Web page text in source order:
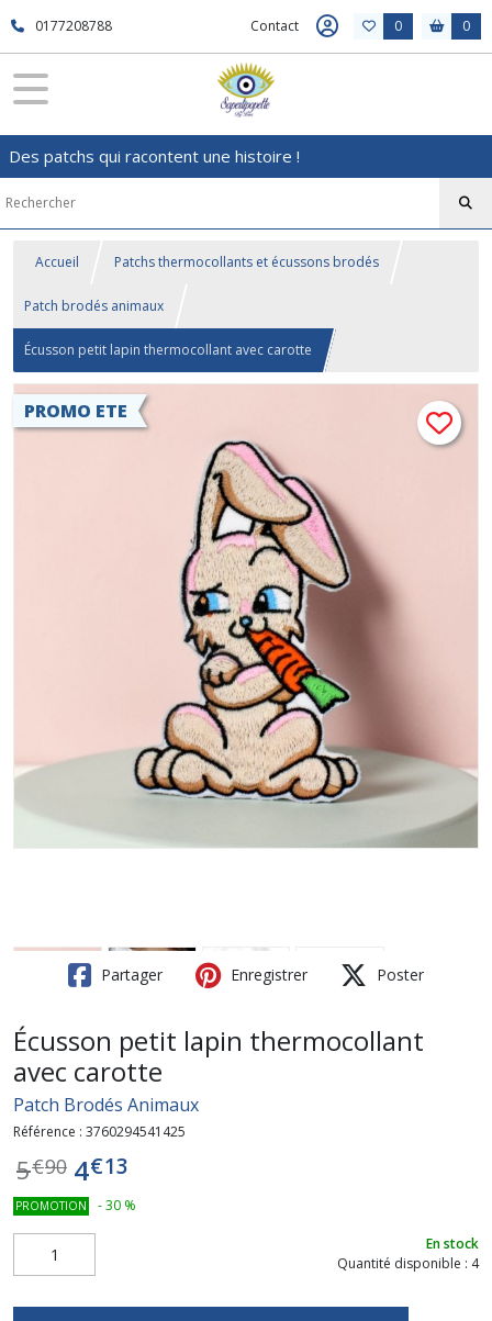
0177208788 Contact 0 0
Des patchs qui racontent une histoire !
Accueil Patchs thermocollants et écussons brodés
Patch brodés animaux
Écusson petit lapin thermocollant avec carotte
PROMO ETE
Partager Enregistrer Poster
Écusson petit lapin thermocollant
avec carotte
Patch Brodés Animaux
Référence : 3760294541425
5€90 4€13
PROMOTION -30 %
En stock
Quantité disponible : 4